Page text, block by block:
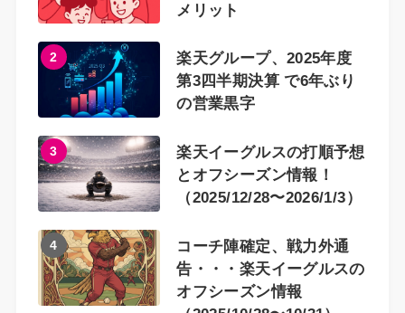
メリット
2
楽天グループ、2025年度
第3四半期決算 で6年ぶり
の営業黒字
3
楽天イーグルスの打順予想
とオフシーズン情報！
（2025/12/28〜2026/1/3）
4
コーチ陣確定、戦力外通
告・・・楽天イーグルスの
オフシーズン情報